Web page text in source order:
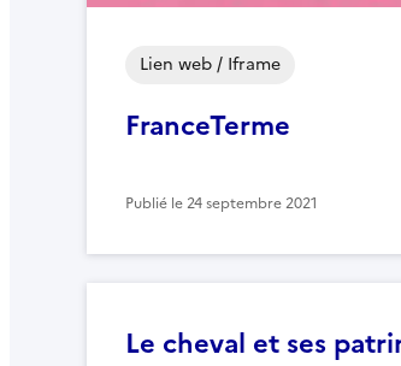
FranceTerme
Lien web / Iframe
Publié le24 septembre 2021
Le cheval et ses